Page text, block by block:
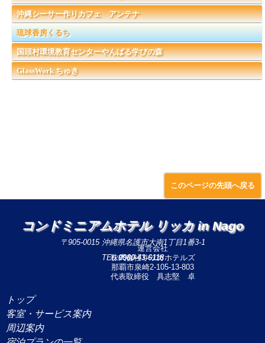
沖縄シーサー作りカフェ アンテナ
琉球香房くるち
国頭村環境教育センターやんばる学びの森
GlassWork ちゅき
このページの先頭へ戻る
運営会社
株式会社リッカホテルズ
那覇市泉崎2-105-13-803
代表取締役 具志堅 卓
コンドミニアムホテル リッカ in Nago
〒905-0015 沖縄県名護市大南1丁目1番3-1
TEL:0980-43-6118
トップ
客室・サービス案内
周辺案内